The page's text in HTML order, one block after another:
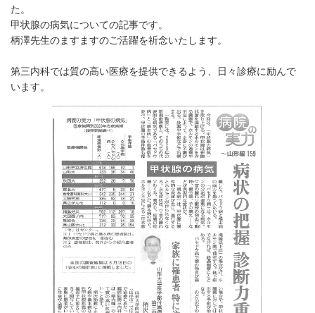
た。
甲状腺の病気についての記事です。
柄澤先生のますますのご活躍を祈念いたします。
第三内科では質の高い医療を提供できるよう、日々診療に励んで
います。